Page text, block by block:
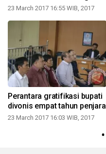
23 March 2017 16:55 WIB, 2017
Perantara gratifikasi bupati
divonis empat tahun penjara
23 March 2017 16:03 WIB, 2017